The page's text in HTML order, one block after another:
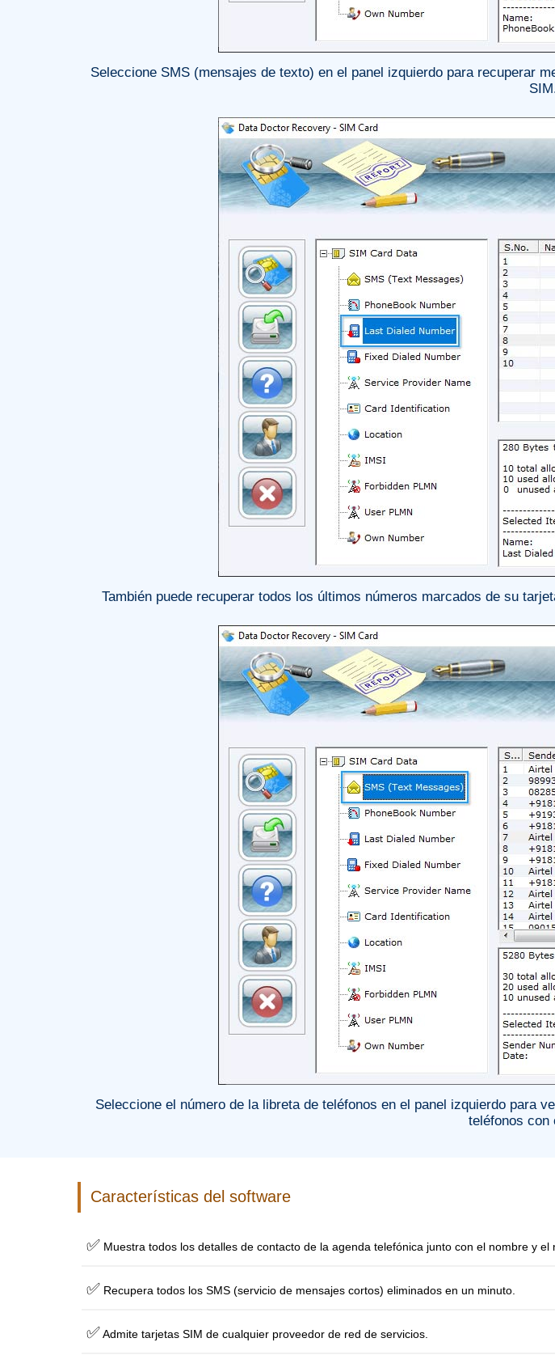
Seleccione SMS (mensajes de texto) en el panel izquierdo para recuperar
También puede recuperar todos los últimos números marcados de su
Seleccione el número de la libreta de teléfonos en el panel izquierdo para
teléfonos con
Características del software
✅ Muestra todos los detalles de contacto de la agenda telefónica junto con el nombre y el
✅ Recupera todos los SMS (servicio de mensajes cortos) eliminados en un minuto.
✅Admite tarjetas SIM de cualquier proveedor de red de servicios.